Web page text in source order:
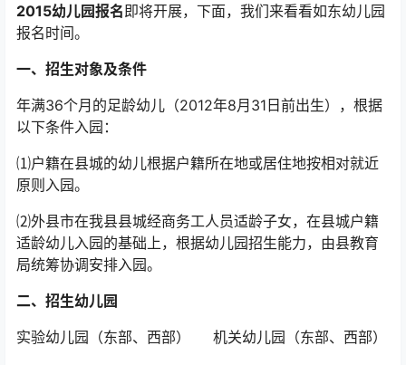
2015幼儿园报名即将开展，下面，我们来看看如东幼儿园
报名时间。
一、招生对象及条件
年满36个月的足龄幼儿（2012年8月31日前出生），根据
以下条件入园：
⑴户籍在县城的幼儿根据户籍所在地或居住地按相对就近
原则入园。
⑵外县市在我县县城经商务工人员适龄子女，在县城户籍
适龄幼儿入园的基础上，根据幼儿园招生能力，由县教育
局统筹协调安排入园。
二、招生幼儿园
实验幼儿园（东部、西部） 机关幼儿园（东部、西部）